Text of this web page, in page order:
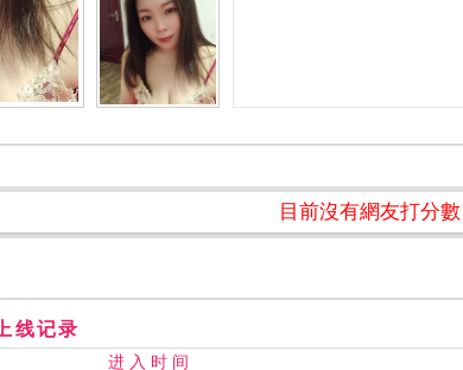
目前沒有網友打分數
线记录
进 入 时 间